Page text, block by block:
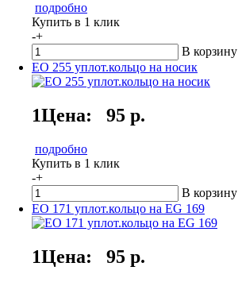
подробно
Купить в 1 клик
-+
В корзину
EO 255 уплот.кольцо на носик
1Цена: 95 р.
подробно
Купить в 1 клик
-+
В корзину
EO 171 уплот.кольцо на EG 169
1Цена: 95 р.